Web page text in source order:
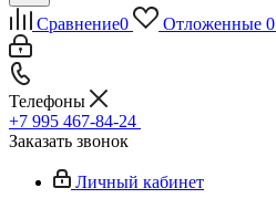
Сравнение0 Отложенные 0
Телефоны
+7 995 467‑84‑24
Заказать звонок
Личный кабинет